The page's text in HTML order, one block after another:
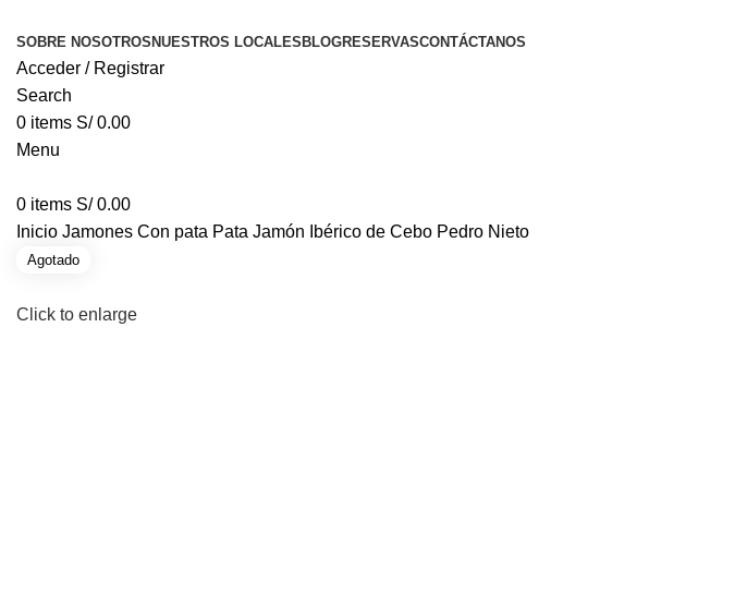
SOBRE NOSOTROS NUESTROS LOCALES BLOGRESERVASCONTÁCTANOS
Acceder / Registrar
Search
0 items S/0.00
Menu
0 items S/0.00
Inicio Jamones Con pata Pata Jamón Ibérico de Cebo Pedro Nieto
Agotado
Click to enlarge